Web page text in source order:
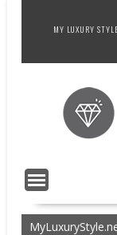
MY LUXURY